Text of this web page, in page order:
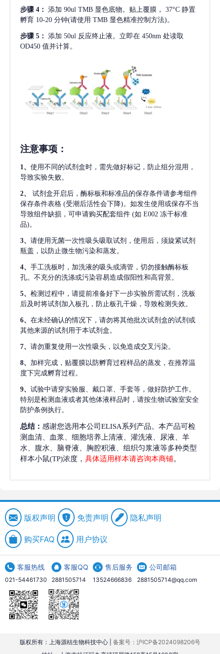
步骤 4： 添加 90ul TMB 显色底物。贴上覆膜， 37°C 静置
孵育 10-20 分钟(请使用 TMB 显色精准控制方法)。
步骤 5： 添加 50ul 反应终止液。立即在 450nm 处读取
OD450 值并计算。
注意事项 ：
1、 使用不同的试剂盒时，需先做好标记，防止组分混用，
导致实验失败。
2、
试剂盒开启后，酶标板和标准品的保存条件请参考组件
保存条件表格 (受潮后活性会下降)。如发生使用或保存不当
导致组件缺损，可申请购买配套组件 (如 E002 冻干标准
品)。
3、 请使用无菌一次性吸头吸取试剂，使用后，须旋紧试剂
瓶盖，以防止微生物污染和蒸发。
4、 手工洗板时，加洗液的吸头或滴管，切勿接触酶标板
孔。不充分的洗涤或污染容易造成假阳性和高背景。
5、 检测过程中，请提前准备好下一步实验所需试剂，洗板
后及时将试剂加入板孔，防止板孔干燥，导致检测失效。
6、 在未经确认的情况下，请勿将其他批次试剂盒的试剂或
其他来源的试剂用于本试剂盒。
7、 请勿重复使用一次性吸头，以免造成交叉污染。
8、 加样完成，贴覆膜以防孵育过程样品的蒸发，在推荐温
度下完成孵育过程。
9、 试验中请穿实验服、戴口罩、手套等，做好防护工作。
特别是检测血液或者其他体液样品时，请按生物试验室安全
防护条例执行。
总结： 感谢您选用本公司ELISA系列产品。本产品可检
测血清、血浆、细胞培养上清液、灌洗液、尿液、羊
水、腹水、脑脊液、胸腔积液、组织匀浆液等多种类型
样本小鼠(TP)浓度， 具体适用样本请咨询本商铺。
版权声明 免责声明 隐私声明
购买FAQ 用户协议
客服热线
021-54461730
客服QQ
2881505714
售后服务
13524666836
公司邮箱
2881505714@qq.com
版权所有：上海源桔生物科技中心 | 备案号：沪ICP备2024098206号